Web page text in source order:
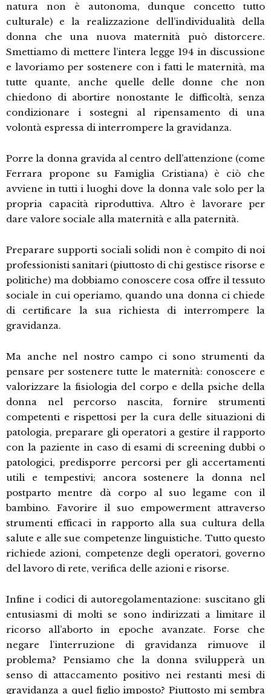
natura non è autonoma, dunque concetto tutto
culturale) e la realizzazione dell’individualità della
donna che una nuova maternità può distorcere.
Smettiamo di mettere l’intera legge 194 in discussione
e lavoriamo per sostenere con i fatti le maternità, ma
tutte quante, anche quelle delle donne che non
chiedono di abortire nonostante le difficoltà, senza
condizionare i sostegni al ripensamento di una
volontà espressa di interrompere la gravidanza.
Porre la donna gravida al centro dell’attenzione (come
Ferrara propone su Famiglia Cristiana) è ciò che
avviene in tutti i luoghi dove la donna vale solo per la
propria capacità riproduttiva. Altro è lavorare per
dare valore sociale alla maternità e alla paternità.
Preparare supporti sociali solidi non è compito di noi
professionisti sanitari (piuttosto di chi gestisce risorse e
politiche) ma dobbiamo conoscere cosa offre il tessuto
sociale in cui operiamo, quando una donna ci chiede
di certificare la sua richiesta di interrompere la
gravidanza.
Ma anche nel nostro campo ci sono strumenti da
pensare per sostenere tutte le maternità: conoscere e
valorizzare la fisiologia del corpo e della psiche della
donna nel percorso nascita, fornire strumenti
competenti e rispettosi per la cura delle situazioni di
patologia, preparare gli operatori a gestire il rapporto
con la paziente in caso di esami di screening dubbi o
patologici, predisporre percorsi per gli accertamenti
utili e tempestivi; ancora sostenere la donna nel
postparto mentre dà corpo al suo legame con il
bambino. Favorire il suo empowerment attraverso
strumenti efficaci in rapporto alla sua cultura della
salute e alle sue competenze linguistiche. Tutto questo
richiede azioni, competenze degli operatori, governo
del lavoro di rete, verifica delle azioni e risorse.
Infine i codici di autoregolamentazione: suscitano gli
entusiasmi di molti se sono indirizzati a limitare il
ricorso all’aborto in epoche avanzate. Forse che
negare l’interruzione di gravidanza rimuove il
problema? Pensiamo che la donna svilupperà un
senso di attaccamento positivo nei restanti mesi di
gravidanza a quel figlio imposto? Piuttosto mi sembra